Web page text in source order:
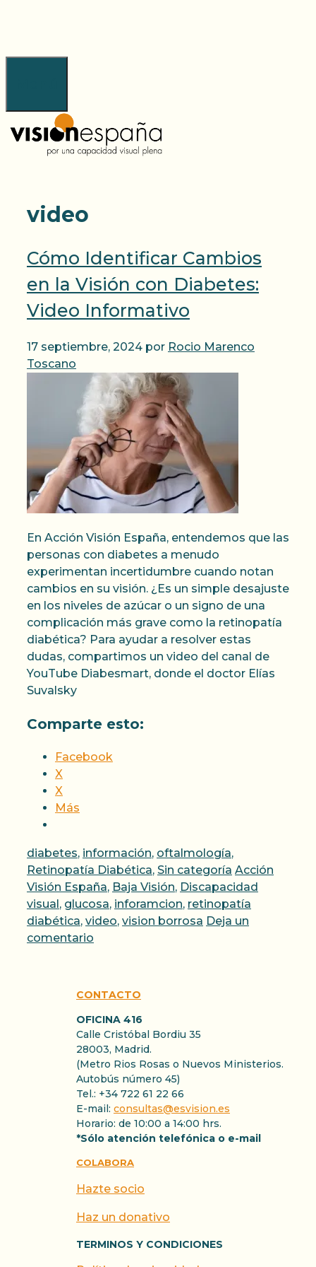
video
Cómo Identificar Cambios
en la Visión con Diabetes:
Video Informativo
17 septiembre, 2024 por Rocio Marenco
Toscano
En Acción Visión España, entendemos que las
personas con diabetes a menudo
experimentan incertidumbre cuando notan
cambios en su visión. ¿Es un simple desajuste
en los niveles de azúcar o un signo de una
complicación más grave como la retinopatía
diabética? Para ayudar a resolver estas
dudas, compartimos un video del canal de
YouTube Diabesmart, donde el doctor Elías
Suvalsky
Comparte esto:
Facebook
X
X
Más
Categorías
diabetes, información, oftalmología,
Retinopatía Diabética, Sin categoría Etiquetas
Acción
Visión España, Baja Visión, Discapacidad
visual, glucosa, inforamcion, retinopatía
diabética, video, vision borrosa Deja un
comentario
CONTACTO
OFICINA 416
Calle Cristóbal Bordiu 35
28003, Madrid.
(Metro Rios Rosas o Nuevos Ministerios.
Autobús número 45)
Tel.: +34 722 61 22 66
E-mail: consultas@esvision.es
Horario: de 10:00 a 14:00 hrs.
*Sólo atención telefónica o e-mail
COLABORA
Hazte socio
Haz un donativo
TERMINOS Y CONDICIONES